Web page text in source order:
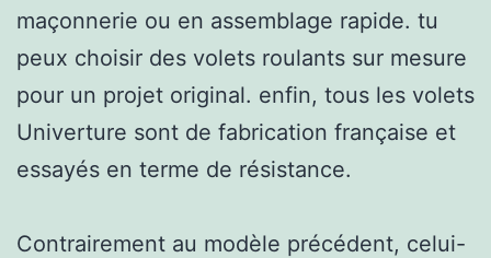
maçonnerie ou en assemblage rapide. tu
peux choisir des volets roulants sur mesure
pour un projet original. enfin, tous les volets
Univerture sont de fabrication française et
essayés en terme de résistance.
Contrairement au modèle précédent, celui-